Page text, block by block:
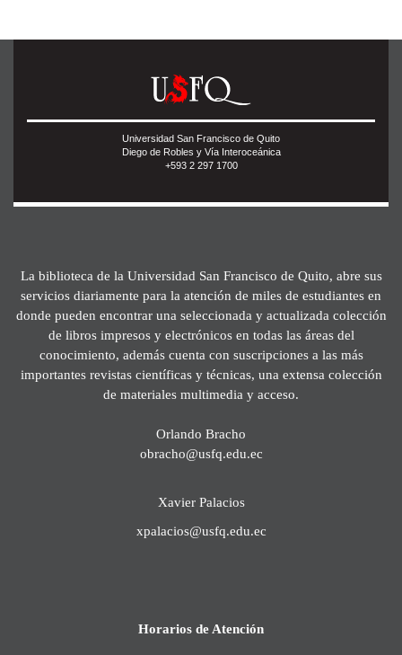
Universidad San Francisco de Quito
Diego de Robles y Vía Interoceánica
+593 2 297 1700
La biblioteca de la Universidad San Francisco de Quito, abre sus
servicios diariamente para la atención de miles de estudiantes en
donde pueden encontrar una seleccionada y actualizada colección
de libros impresos y electrónicos en todas las áreas del
conocimiento, además cuenta con suscripciones a las más
importantes revistas científicas y técnicas, una extensa colección
de materiales multimedia y acceso.
Orlando Bracho
obracho@usfq.edu.ec
Xavier Palacios
xpalacios@usfq.edu.ec
Horarios de Atención